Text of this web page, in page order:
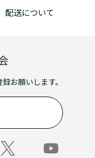
配送について
お願いします。